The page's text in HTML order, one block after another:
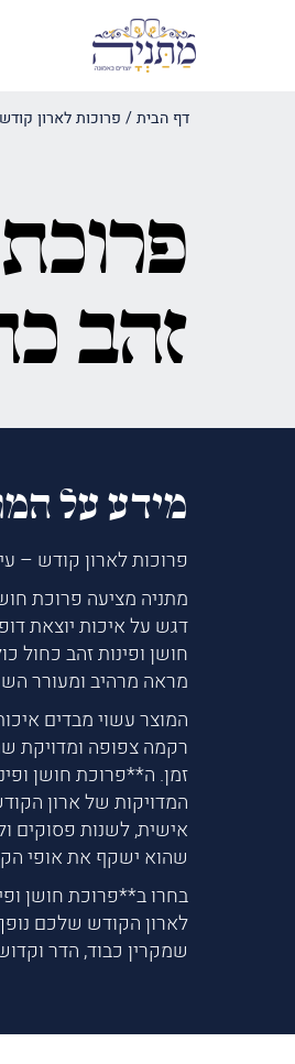
דף הבית/ פרוכות לארון קודש
זהב
מידע על
פרוכות לארון קודש –
מתניה מציעה פרוכת
דגש על איכות יוצאת
חושן ופינות זהב כחול
מראה מרהיב ומעורר
המוצר עשוי מבדים
רקמה צפופה ומדויקת
זמן. ה**פרוכת חושן
המדויקות של ארון
אישית, לשנות פסוקים
שהוא ישקף את אופי
בחרו ב**פרוכת חושן
לארון הקודש שלכם
שמקרין כבוד, הדר